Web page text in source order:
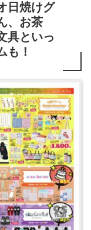
日焼けグ
、お茶
具といっ
も！